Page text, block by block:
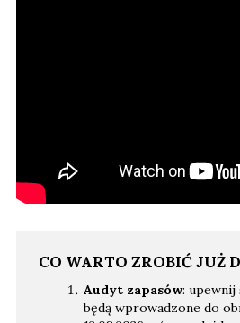
CO WARTO ZROBIĆ JUŻ
Audyt zapasów:
będą wprowadzone do